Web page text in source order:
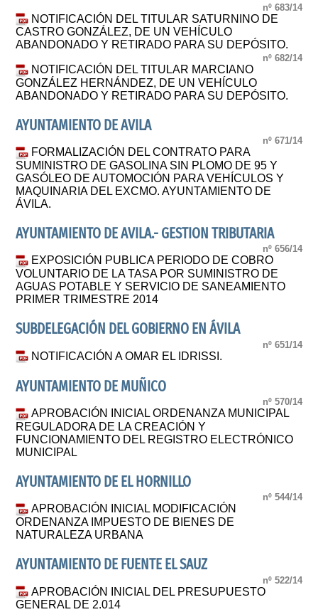
nº 683/14
NOTIFICACIÓN DEL TITULAR SATURNINO DE
CASTRO GONZÁLEZ, DE UN VEHÍCULO
ABANDONADO Y RETIRADO PARA SU DEPÓSITO.
nº 682/14
NOTIFICACIÓN DEL TITULAR MARCIANO
GONZÁLEZ HERNÁNDEZ, DE UN VEHÍCULO
ABANDONADO Y RETIRADO PARA SU DEPÓSITO.
AYUNTAMIENTO DE AVILA
nº 671/14
FORMALIZACIÓN DEL CONTRATO PARA
SUMINISTRO DE GASOLINA SIN PLOMO DE 95 Y
GASÓLEO DE AUTOMOCIÓN PARA VEHÍCULOS Y
MAQUINARIA DEL EXCMO. AYUNTAMIENTO DE
ÁVILA.
AYUNTAMIENTO DE AVILA.- GESTION TRIBUTARIA
nº 656/14
EXPOSICIÓN PUBLICA PERIODO DE COBRO
VOLUNTARIO DE LA TASA POR SUMINISTRO DE
AGUAS POTABLE Y SERVICIO DE SANEAMIENTO
PRIMER TRIMESTRE 2014
SUBDELEGACIÓN DEL GOBIERNO EN ÁVILA
nº 651/14
NOTIFICACIÓN A OMAR EL IDRISSI.
AYUNTAMIENTO DE MUÑICO
nº 570/14
APROBACIÓN INICIAL ORDENANZA MUNICIPAL
REGULADORA DE LA CREACIÓN Y
FUNCIONAMIENTO DEL REGISTRO ELECTRÓNICO
MUNICIPAL
AYUNTAMIENTO DE EL HORNILLO
nº 544/14
APROBACIÓN INICIAL MODIFICACIÓN
ORDENANZA IMPUESTO DE BIENES DE
NATURALEZA URBANA
AYUNTAMIENTO DE FUENTE EL SAUZ
nº 522/14
APROBACIÓN INICIAL DEL PRESUPUESTO
GENERAL DE 2.014